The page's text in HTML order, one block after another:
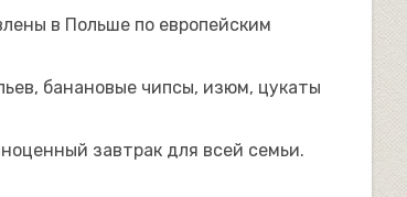
в Польше по европейским
банановые чипсы, изюм, цукаты
завтрак для всей семьи.